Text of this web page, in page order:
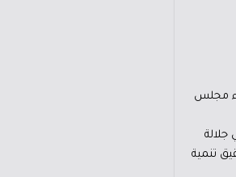
مجلس
جلالة
تنمية